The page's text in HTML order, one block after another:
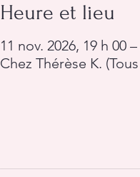
Heure et lieu
11 nov. 2026, 19 h 00
Chez Thérèse K.